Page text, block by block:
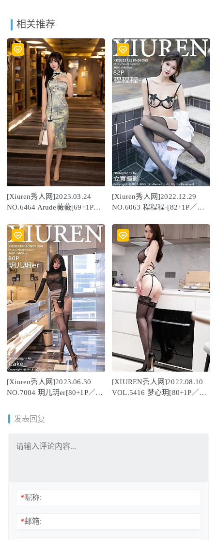
相关推荐
[Xiuren秀人网]2023.03.24
NO.6464 Arude薇薇[69+1P／
[Xiuren秀人网]2022.12.29
NO.6063 程程程-[82+1P／
[Xiuren秀人网]2023.06.30
NO.7004 玥儿玥er[80+1P／
[XIUREN秀人网]2022.08.10
VOL.5416 梦心玥[80+1P／
发表回复
*昵称:
*邮箱: